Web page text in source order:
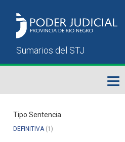
Sumarios del STJ
Tipo Sentencia
DEFINITIVA(1)